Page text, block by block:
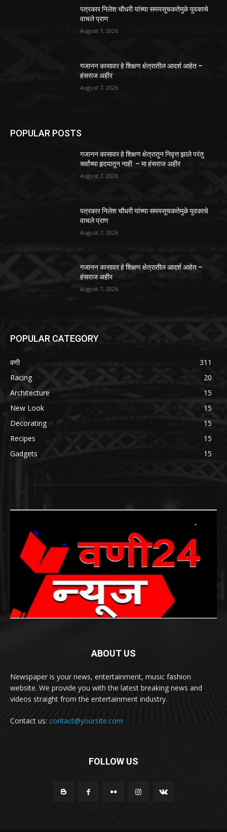
पत्रकार निलेश चौधरी यांच्या समयसूचकतेमुळे युवकाचे
वाचले प्राण
August 7, 2026
गजानन कासावर हे शिक्षण क्षेत्रातील आदर्श आहेत –
हंसराज अहीर
August 7, 2026
POPULAR POSTS
गजानन कासावर हे शिक्षण क्षेत्रातुन निवृत्त झाले परंतु
सर्वांच्या हृदयातून नाही – मा हंसराज अहीर
August 7, 2026
पत्रकार निलेश चौधरी यांच्या समयसूचकतेमुळे युवकाचे
वाचले प्राण
August 7, 2026
गजानन कासावर हे शिक्षण क्षेत्रातील आदर्श आहेत –
हंसराज अहीर
August 7, 2026
POPULAR CATEGORY
वणी
311
Racing
20
Architecture
15
New Look
15
Decorating
15
Recipes
15
Gadgets
15
ABOUT US
Newspaper is your news, entertainment, music fashion
website. We provide you with the latest breaking news and
videos straight from the entertainment industry.
Contact us: contact@yoursite.com
FOLLOW US